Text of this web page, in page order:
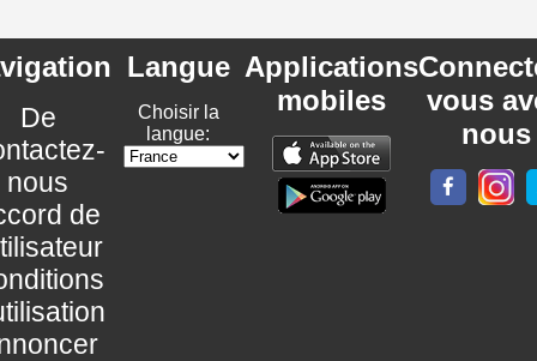
De
nous
de
Langue
Choisir la
langue:
Applications
mobiles
vous
nous